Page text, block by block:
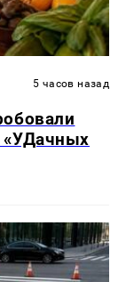
5 часов назад